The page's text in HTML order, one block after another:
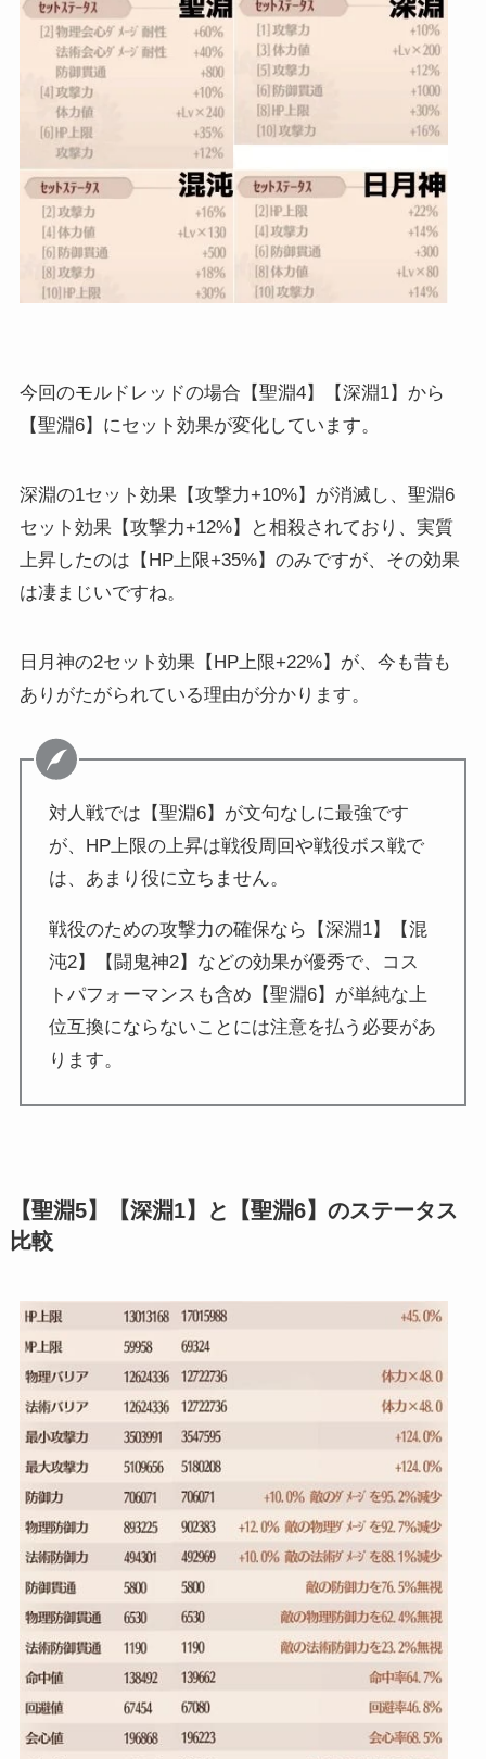
今回のモルドレッドの場合【聖淵4】【深淵1】から
【聖淵6】にセット効果が変化しています。
深淵の1セット効果【攻撃力+10%】が消滅し、聖淵6
セット効果【攻撃力+12%】と相殺されており、実質
上昇したのは【HP上限+35%】のみですが、その効果
は凄まじいですね。
日月神の2セット効果【HP上限+22%】が、今も昔も
ありがたがられている理由が分かります。
対人戦では【聖淵6】が文句なしに最強です
が、HP上限の上昇は戦役周回や戦役ボス戦で
は、あまり役に立ちません。
戦役のための攻撃力の確保なら【深淵1】【混
沌2】【闘鬼神2】などの効果が優秀で、コス
トパフォーマンスも含め【聖淵6】が単純な上
位互換にならないことには注意を払う必要があ
ります。
【聖淵5】【深淵1】と【聖淵6】のステータス
比較